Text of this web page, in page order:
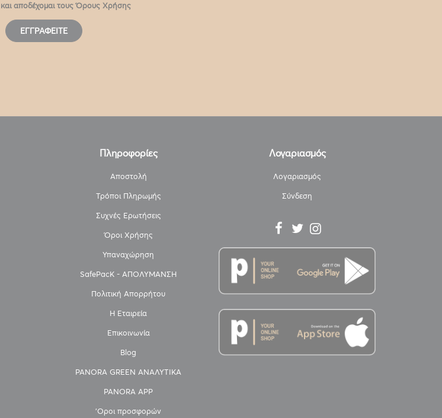
αποδέχομαι τουςΌρους Χρήσης
ΕΓΓΡΑΦΕΊΤΕ
Πληροφορίες
Αποστολή
Τρόποι Πληρωμής
Συχνές Ερωτήσεις
Όροι Χρήσης
Υπαναχώρηση
SafePacK - ΑΠΟΛΥΜΑΝΣΗ
Πολιτική Απορρήτου
Η Εταιρεία
Επικοινωνία
Blog
PANORA GREEN ΑΝΑΛΥΤΙΚΑ
PANORA APP
'Οροι προσφορών
Λογαριασμός
Λογαριασμός
Σύνδεση